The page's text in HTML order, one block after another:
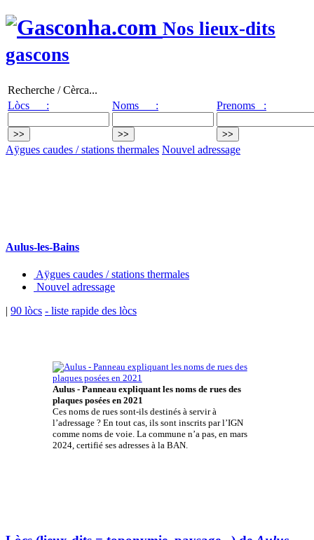
Nos lieux-dits
gascons
Recherche / Cèrca...
Lòcs :
Noms : Prenoms :
Aÿgues caudes / stations thermales Nouvel adressage
Aulus-les-Bains
Aÿgues caudes / stations thermales
Nouvel adressage
| 90 lòcs - liste rapide des lòcs
Aulus - Panneau expliquant les noms de rues des
plaques posées en 2021
Ces noms de rues sont-ils destinés à servir à
l’adressage ? En tout cas, ils sont inscrits par l’IGN
comme noms de voie. La commune n’a pas, en mars
2024, certifié ses adresses à la BAN.